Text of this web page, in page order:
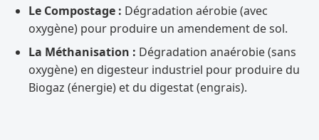
Le Compostage : Dégradation aérobie (avec
oxygène) pour produire un amendement de sol.
La Méthanisation : Dégradation anaérobie (sans
oxygène) en digesteur industriel pour produire du
Biogaz (énergie) et du digestat (engrais).